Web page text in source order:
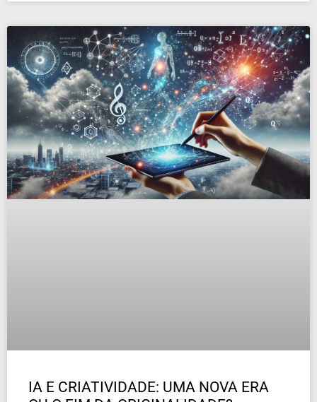
IA E CRIATIVIDADE: UMA NOVA ERA